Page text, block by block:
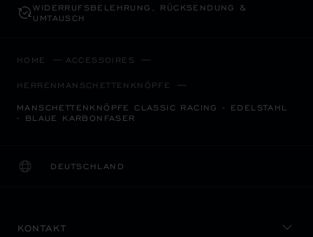
WIDERRUFS­BELEHRUNG, RÜCKSENDUNG &
UMTAUSCH
HOME ACCESSOIRES
HERRENMANSCHETTENKNÖPFE
MANSCHETTENKNÖPFE CLASSIC RACING - EDELSTAHL
- BLAUE KARBONFASER
DEUTSCHLAND
LOKALISIERUNG (LAND ÄNDERN)
LAND ÄNDERN
KONTAKT